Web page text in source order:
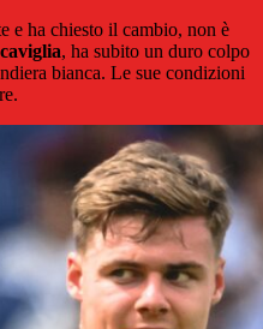
e ha chiesto il cambio, non è
, ha subito un duro colpo
bianca. Le sue condizioni